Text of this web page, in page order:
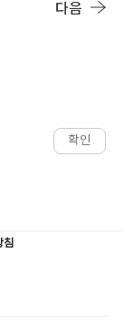
다음
확인
침